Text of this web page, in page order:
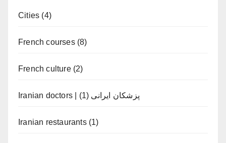
Cities (4)
French courses(8)
French culture(2)
Iranian doctors | پزشکان ایرانی (1)
Iranian restaurants(1)